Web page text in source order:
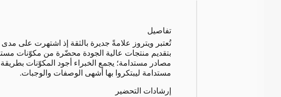
تفاصيل
تُعتبر ويتروز علامةً جديرة بالثقة إذ اشتهرت على
بتقديم منتجات عالية الجودة محضّرة من مكوّنات
مصادر مستدامة؛ يجمع الخبراء أجود المكوّنات بطريقة
مستدامة ليبتكروا بها أشهى الوصفات والوجبات.
إرشادات التحضير